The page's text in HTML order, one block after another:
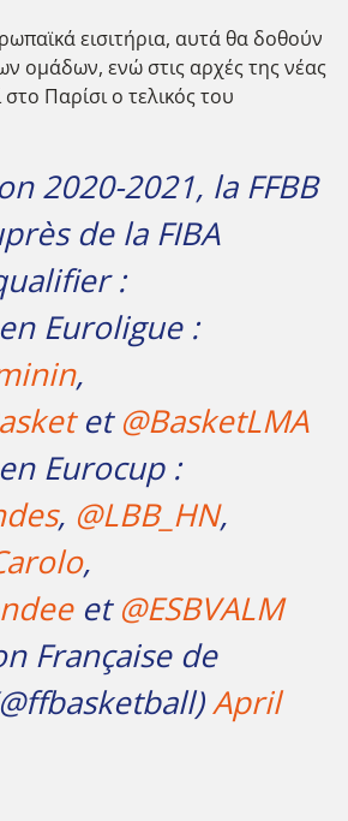
εισιτήρια, αυτά θα δοθούν
ομάδων, ενώ στις αρχές της νέας
Παρίσι ο τελικός του
2020-2021, la FFBB
de la FIBA
:
Euroligue :
,
et@BasketLMA
Eurocup :
, @LBB_HN,
,
et@ESBVALM
Française de
April